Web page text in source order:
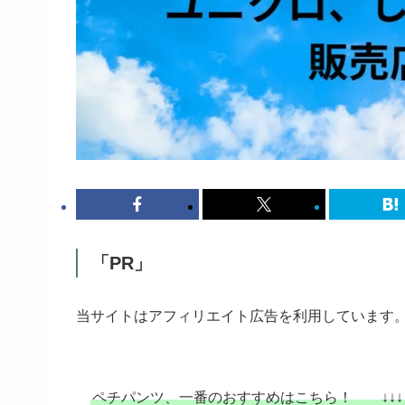
「PR」
当サイトはアフィリエイト広告を利用しています
ペチパンツ、一番のおすすめはこちら！ ↓↓↓